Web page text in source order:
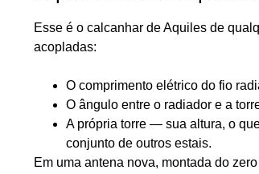
Esse é o calcanhar de Aquiles de
acopladas:
O comprimento elétrico do fio
O ângulo entre o radiador e a
A própria torre — sua altura, o
conjunto de outros estais.
Em uma antena nova, montada do